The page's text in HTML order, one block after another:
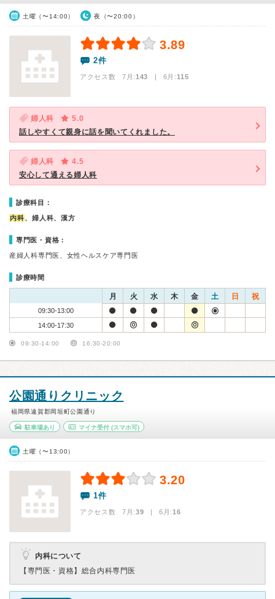
土曜（〜14:00） 夜（〜20:00）
3.89
2件
アクセス数 7月:143 | 6月:115
婦人科
5.0
話しやすくて親身に話を聞いてくれました。
婦人科
4.5
安心して通える婦人科
診療科目：
内科、婦人科、漢方
専門医・資格：
産婦人科専門医、女性ヘルスケア専門医
診療時間
月 火 水 木 金 土 日 祝
09:30-13:00
14:00-17:30
09:30-14:00 16:30-20:00
公園通りクリニック
福岡県遠賀郡岡垣町公園通り
駐車場あり マイナ受付(スマホ可)
土曜（〜13:00）
3.20
1件
アクセス数 7月:39 | 6月:16
内科について
【専門医・資格】 総合内科専門医